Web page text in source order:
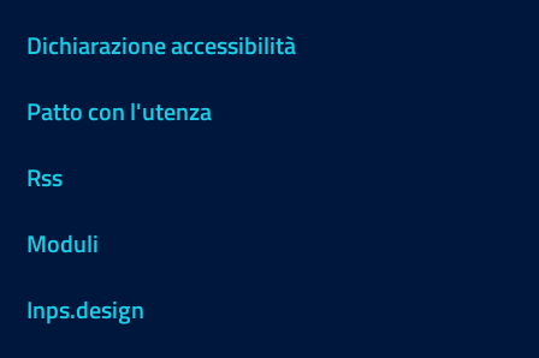
Dichiarazione accessibilità
Patto con l'utenza
Rss
Moduli
Inps.design